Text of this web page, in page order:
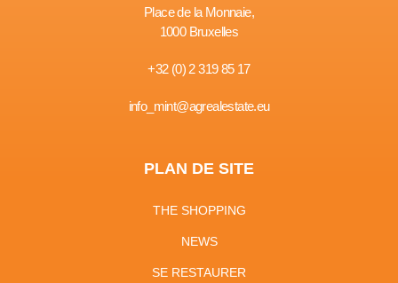
Place de la Monnaie,
1000 Bruxelles
+32 (0) 2 319 85 17
info_mint@agrealestate.eu
PLAN DE SITE
THE SHOPPING
NEWS
SE RESTAURER